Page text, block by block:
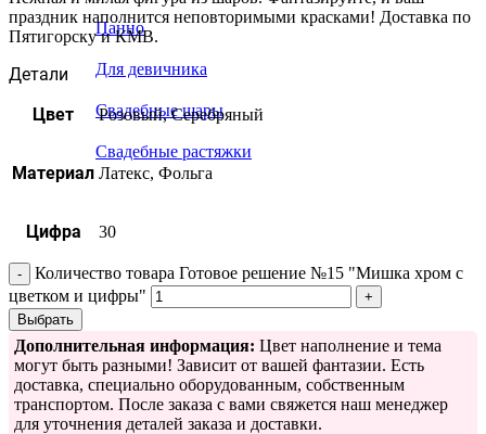
Панно
Для девичника
Свадебные шары
Свадебные растяжки
праздник наполнится неповторимыми красками! Доставка по
Пятигорску и КМВ.
Детали
Цвет
Розовый, Серебряный
Материал Латекс, Фольга
Цифра 30
Количество товара Готовое решение №15 "Мишка хром с
цветком и цифры"
Выбрать
Дополнительная информация: Цвет наполнение и тема
могут быть разными! Зависит от вашей фантазии. Есть
доставка, специально оборудованным, собственным
транспортом. После заказа с вами свяжется наш менеджер
для уточнения деталей заказа и доставки.